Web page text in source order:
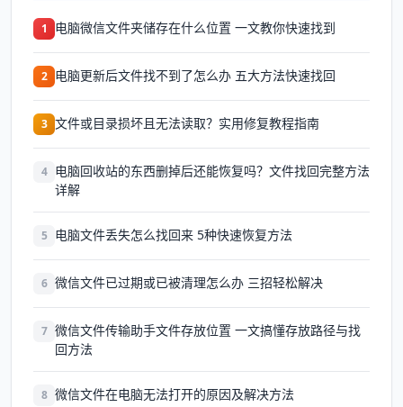
1 电脑微信文件夹储存在什么位置 一文教你快速找到
2 电脑更新后文件找不到了怎么办 五大方法快速找回
3 文件或目录损坏且无法读取？实用修复教程指南
4 电脑回收站的东西删掉后还能恢复吗？文件找回完整方法
详解
5 电脑文件丢失怎么找回来 5种快速恢复方法
6 微信文件已过期或已被清理怎么办 三招轻松解决
7 微信文件传输助手文件存放位置 一文搞懂存放路径与找
回方法
8 微信文件在电脑无法打开的原因及解决方法